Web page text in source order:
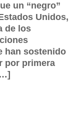
un “negro”
Unidos,
de los
han sostenido
por primera